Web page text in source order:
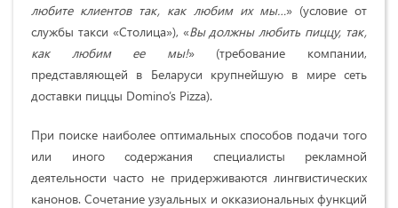
любите клиентов так, как любим их мы…» (условие от
службы такси «Столица»), «Вы должны любить пиццу, так,
как любим ее мы!» (требование компании,
представляющей в Беларуси крупнейшую в мире сеть
доставки пиццы Domino’s Pizza).
При поиске наиболее оптимальных способов подачи того
или иного содержания специалисты рекламной
деятельности часто не придерживаются лингвистических
канонов. Сочетание узуальных и окказиональных функций